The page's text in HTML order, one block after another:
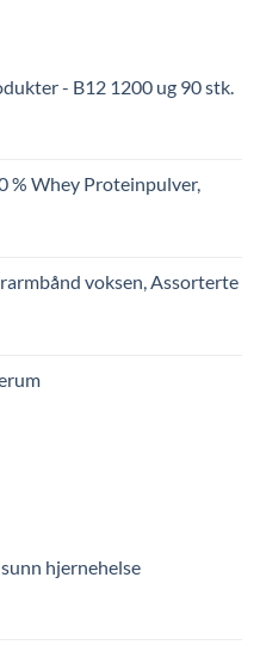
- B12 1200 ug 90 stk.
% Whey Proteinpulver,
voksen, Assorterte
hjernehelse